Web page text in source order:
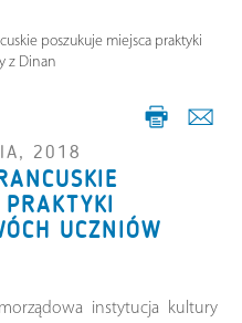
poszukuje miejsca praktyki
z Dinan
2018
UCZNIÓW
instytucja kultury